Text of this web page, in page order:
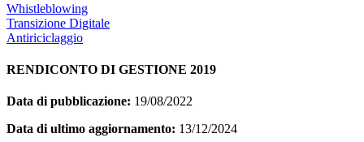
Whistleblowing
Transizione Digitale
Antiriciclaggio
RENDICONTO DI GESTIONE 2019
Data di pubblicazione: 19/08/2022
Data di ultimo aggiornamento: 13/12/2024